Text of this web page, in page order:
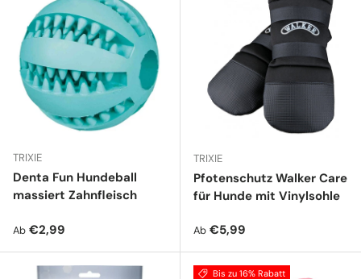
TRIXIE
Denta Fun Hundeball
massiert Zahnfleisch
Normaler Preis
Ab €2,99
TRIXIE
Pfotenschutz Walker Care
für Hunde mit Vinylsohle
Normaler Preis
Ab €5,99
Bis zu 16% Rabatt